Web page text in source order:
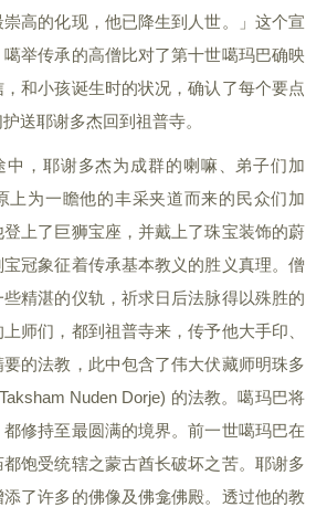
高的化现，他已降生到人世。」这个宣
举传承的高僧比对了第十世噶玛巴确映
和小孩诞生时的状况，确认了每个要点
送耶谢多杰回到祖普寺。
中，耶谢多杰为成群的喇嘛、弟子们加
上为一瞻他的丰采夹道而来的民众们加
上了巨狮宝座，并戴上了珠宝装饰的蔚
冠象征着传承基本教义的胜义真理。僧
精湛的仪轨，祈求日后法脉得以殊胜的
师们，都到祖普寺来，传予他大手印、
的法教，此中包含了伟大伏藏师明珠多
Nuden Dorje) 的法教。噶玛巴将
修持至最圆满的境界。前一世噶玛巴在
饱受统辖之蒙古酋长破坏之苦。耶谢多
了许多的佛像及佛龛佛殿。透过他的教